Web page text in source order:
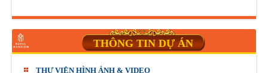
THÔNG TIN DỰ ÁN
THƯ VIỆN HÌNH ẢNH & VIDEO